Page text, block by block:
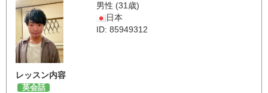
男性 (31歳)
日本
ID: 85949312
レッスン内容
英会話